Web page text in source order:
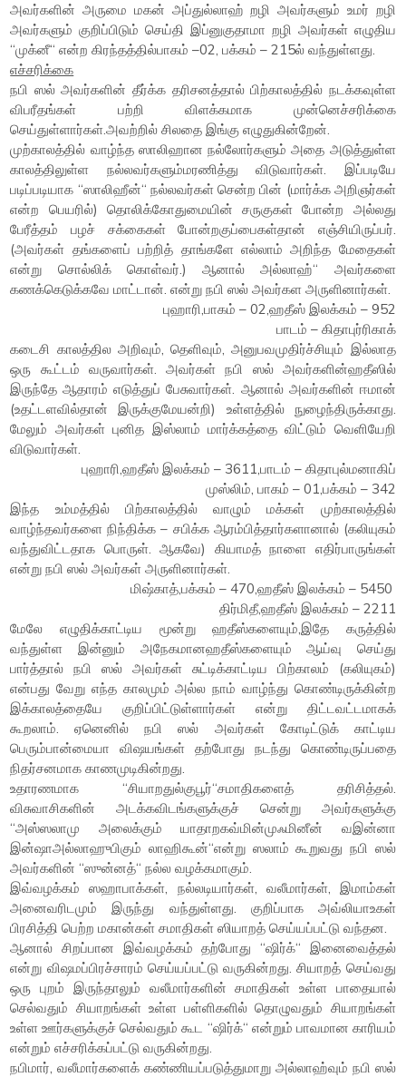
அவர்களின் அருமை மகன் அப்துல்லாஹ் றழி அவர்களும் உமர் றழி
அவர்களும் குறிப்பிடும் செய்தி இப்னுகுதாமா றழி அவர்கள் எழுதிய
“முக்னீ“ என்ற கிரந்தத்தில்பாகம் –02, பக்கம் – 215ல் வந்துள்ளது.
எச்சரிக்கை
நபி ஸல் அவர்களின் தீர்க்க தரிசனத்தால் பிற்காலத்தில் நடக்கவுள்ள
விபரீதங்கள் பற்றி விளக்கமாக முன்னெச்சரிக்கை
செய்துள்ளார்கள்.அவற்றில் சிலதை இங்கு எழுதுகின்றேன்.
முற்காலத்தில் வாழ்ந்த ஸாலிஹான நல்லோர்களும் அதை அடுத்துள்ள
காலத்திலுள்ள நல்லவர்களும்மரணித்து விடுவார்கள். இப்படியே
படிப்படியாக “ஸாலிஹீன்“ நல்லவர்கள் சென்ற பின் (மார்க்க அறிஞர்கள்
என்ற பெயரில்) தொலிக்கோதுமையின் சருகுகள் போன்ற அல்லது
பேரீத்தம் பழச் சக்கைகள் போன்றகுப்பைகள்தான் எஞ்சியிருப்பர்.
(அவர்கள் தங்களைப் பற்றித் தாங்களே எல்லாம் அறிந்த மேதைகள்
என்று சொல்லிக் கொள்வர்.) ஆனால் அல்லாஹ்“ அவர்களை
கணக்கெடுக்கவே மாட்டான். என்று நபி ஸல் அவர்கள அருளினார்கள்.
புஹாரி,பாகம் – 02,ஹதீஸ் இலக்கம் – 952
பாடம் – கிதாபுர்ரிகாக்
கடைசி காலத்தில அறிவும், தெளிவும், அனுபவமுதிர்ச்சியும் இல்லாத
ஒரு கூட்டம் வருவார்கள். அவர்கள் நபி ஸல் அவர்களின்ஹதீஸில்
இருந்தே ஆதாரம் எடுத்துப் பேசுவார்கள். ஆனால் அவர்களின் ஈமான்
(உதட்டளவில்தான் இருக்குமேயன்றி) உள்ளத்தில் நுழைந்திருக்காது.
மேலும் அவர்கள் புனித இஸ்லாம் மார்க்கத்தை விட்டும் வெளியேறி
விடுவார்கள்.
புஹாரி,ஹதீஸ் இலக்கம் – 3611,பாடம் – கிதாபுல்மனாகிப்
முஸ்லிம், பாகம் – 01,பக்கம் – 342
இந்த உம்மத்தில் பிற்காலத்தில் வாழும் மக்கள் முற்காலத்தில்
வாழ்ந்தவர்களை நிந்திக்க – சபிக்க ஆரம்பித்தார்களானால் (கலியுகம்
வந்துவிட்டதாக பொருள். ஆகவே) கியாமத் நாளை எதிர்பாருங்கள்
என்று நபி ஸல் அவர்கள் அருளினார்கள்.
மிஷ்காத்,பக்கம் – 470,ஹதீஸ் இலக்கம் – 5450
திர்மிதீ,ஹதீஸ் இலக்கம் – 2211
மேலே எழுதிக்காட்டிய மூன்று ஹதீஸ்களையும்,இதே கருத்தில்
வந்துள்ள இன்னும் அநேகமானஹதீஸ்களையும் ஆய்வு செய்து
பார்த்தால் நபி ஸல் அவர்கள் சுட்டிக்காட்டிய பிற்காலம் (கலியுகம்)
என்பது வேறு எந்த காலமும் அல்ல நாம் வாழ்ந்து கொண்டிருக்கின்ற
இக்காலத்தையே குறிப்பிட்டுள்ளார்கள் என்று திட்டவட்டமாகக்
கூறலாம். ஏனெனில் நபி ஸல் அவர்கள் கோடிட்டுக் காட்டிய
பெரும்பான்மையா விஷயங்கள் தற்போது நடந்து கொண்டிருப்பதை
நிதர்சனமாக காணமுடிகின்றது.
உதாரணமாக “சியாறதுல்குபூர்“சமாதிகளைத் தரிசித்தல்.
விசுவாசிகளின் அடக்கவிடங்களுக்குச் சென்று அவர்களுக்கு
“அஸ்ஸலாமு அலைக்கும் யாதாறகவ்மின்முஃமினீன் வஇன்னா
இன்ஷாஅல்லாஹுபிகும் லாஹிகூன்“என்று ஸலாம் கூறுவது நபி ஸல்
அவர்களின் “ஸுன்னத்“ நல்ல வழக்கமாகும்.
இவ்வழக்கம் ஸஹாபாக்கள், நல்லடியார்கள், வலீமார்கள், இமாம்கள்
அனைவரிடமும் இருந்து வந்துள்ளது. குறிப்பாக அவ்லியாஉகள்
பிரசித்தி பெற்ற மகான்கள் சமாதிகள் ஸியாறத் செய்யப்பட்டு வந்தன.
ஆனால் சிறப்பான இவ்வழக்கம் தற்போது “ஷிர்க்“ இனைவைத்தல்
என்று விஷமப்பிரச்சாரம் செய்யப்பட்டு வருகின்றது. சியாறத் செய்வது
ஒரு புறம் இருந்தாலும் வலீமார்களின் சமாதிகள் உள்ள பாதையால்
செல்வதும் சியாறங்கள் உள்ள பள்ளிகளில் தொழுவதும் சியாறங்கள்
உள்ள ஊர்களுக்குச் செல்வதும் கூட “ஷிர்க்“ என்றும் பாவமான காரியம்
என்றும் எச்சரிக்கப்பட்டு வருகின்றது.
நபிமார், வலீமார்களைக் கண்ணியப்படுத்துமாறு அல்லாஹ்வும் நபி ஸல்